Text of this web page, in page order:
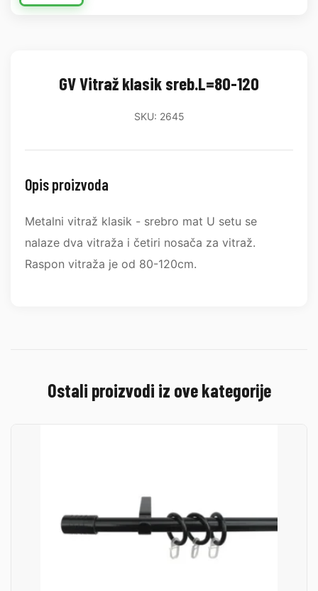
GV Vitraž klasik sreb.L=80-120
SKU: 2645
Opis proizvoda
Metalni vitraž klasik - srebro mat U setu se
nalaze dva vitraža i četiri nosača za vitraž.
Raspon vitraža je od 80-120cm.
Ostali proizvodi iz ove kategorije